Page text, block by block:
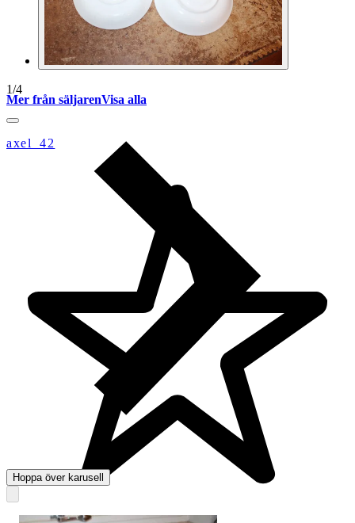
1/4
axel_42
Mer från säljarenVisa alla
Hoppa över karusell